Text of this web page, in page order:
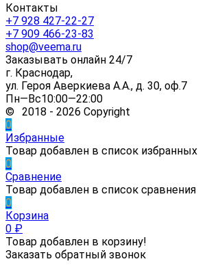
Контакты
+7 928 427-22-27
+7 909 466-23-83
shop@veema.ru
Заказывать онлайн 24/7
г. Краснодар,
ул. Героя Аверкиева А.А., д. 30, оф.7
Пн—Вс10:00—22:00
© 2018 - 2026 Copyright
0
Избранные
Товар добавлен в список избранных
0
Сравнение
Товар добавлен в список сравнения
0
Корзина
0 ₽
Товар добавлен в корзину!
Заказать обратный звонок